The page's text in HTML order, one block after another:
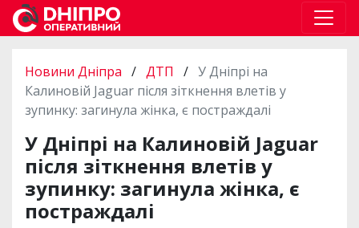
Новини Дніпра / ДТП / У Дніпрі на
Калиновій Jaguar після зіткнення влетів у
зупинку: загинула жінка, є постраждалі
У Дніпрі на Калиновій Jaguar
після зіткнення влетів у
зупинку: загинула жінка, є
постраждалі